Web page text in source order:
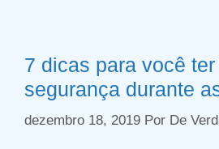
7 dicas para você
segurança durante
dezembro 18, 2019 Por De